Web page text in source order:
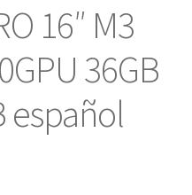
16″ M3
36GB
español